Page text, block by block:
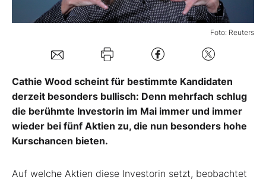
Mein Konto
Kontakt
Foto: Reuters
Cathie Wood scheint für bestimmte Kandidaten
derzeit besonders bullisch: Denn mehrfach schlug
die berühmte Investorin im Mai immer und immer
wieder bei fünf Aktien zu, die nun besonders hohe
Kurschancen bieten.
Auf welche Aktien diese Investorin setzt, beobachtet